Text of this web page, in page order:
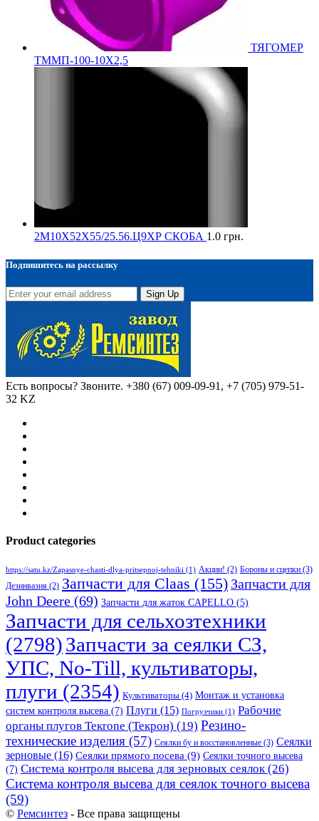
ТЯГОМЕР
ТММП-100-10Х2,5
2М10Х52Х55/25.56.Ц9ХР СКОБА 1.0 грн.
Подпишитесь на рассылку
Sign Up
Есть вопросы? Звоните. +380 (67) 009-09-91, +7 (705) 979-51-
32 KZ
Product categories
https://satu.kz/Zapasnye-chasti-dlya-pritsepnoj-tehniki (1) Акции! (2) Бороны и сцепки (3)
Дезинвазия (2) Запчасти для Claas (155) Запчасти для
John Deere (69) Запчасти для жаток CAPELLO (5)
Запчасти для сельхозтехники
(2798)Запчасти за сеялки СЗ,
УПС, No-Till, культиваторы,
плуги (2354) Культиваторы (4) Монтаж и установка
систем контроля высева (7) Плуги (15) Погрузчики (1) Рабочие
органы плугов Текrоne (Текрон) (19) Резино-
технические изделия (57) Сеялки бу и восстановленные (3) Сеялки
зерновые (16) Сеялки прямого посева (9) Сеялки точного высева
(7) Система контроля высева для зерновых сеялок(26)
Система контроля высева для сеялок точного высева
(59)
© Ремсинтез - Все права защищены